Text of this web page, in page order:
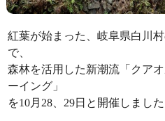
紅葉が始まった、岐阜県白川
で、
森林を活用した新潮流「クア
ーイング」
を10月28、29日と開催しました。ㅤ